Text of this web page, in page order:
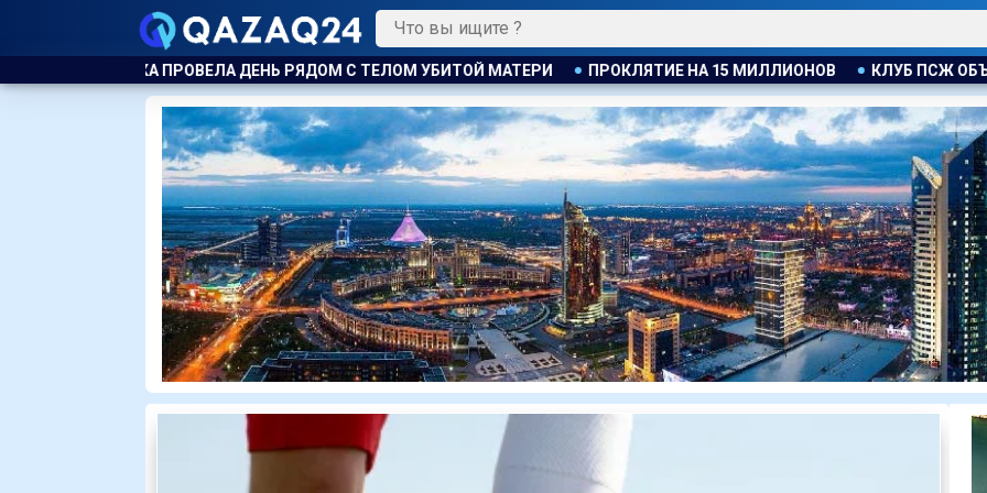
С ТЕЛОМ УБИТОЙ МАТЕРИ ПРОКЛЯТИЕ НА 15 МИЛЛИОНОВ КЛУБ ПСЖ ОБЪЯВИЛ ОБ ОТКРЫТИИ СВОЕЙ